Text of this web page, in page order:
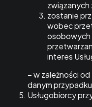
związanych
zostanie
wobec
osobowych
interes
– w zależności
danym
Usługobiorcy